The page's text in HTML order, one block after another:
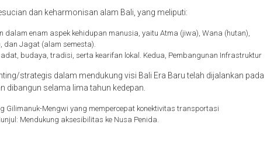
dan keharmonisan alam Bali, yang meliputi:
dalam enam aspek kehidupan manusia, yaitu Atma (jiwa), Wana (hutan),
dan Jagat (alam semesta).
budaya, tradisi, serta kearifan lokal. Kedua, Pembangunan Infrastruktur
strategis dalam mendukung visi Bali Era Baru telah dijalankan pada
dibangun selama lima tahun kedepan.
Gilimanuk-Mengwi yang mempercepat konektivitas transportasi
Mendukung aksesibilitas ke Nusa Penida.